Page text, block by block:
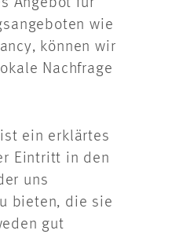
Angebot für
wie
können wir
Nachfrage
ist ein erklärtes
Eintritt in den
uns
bieten, die sie
gut